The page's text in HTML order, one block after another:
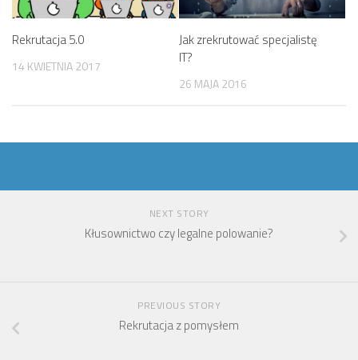
Rekrutacja 5.0
14 KWIETNIA 2017
Jak zrekrutować specjalistę
IT?
26 MAJA 2016
NEXT STORY
Kłusownictwo czy legalne polowanie?
PREVIOUS STORY
Rekrutacja z pomysłem